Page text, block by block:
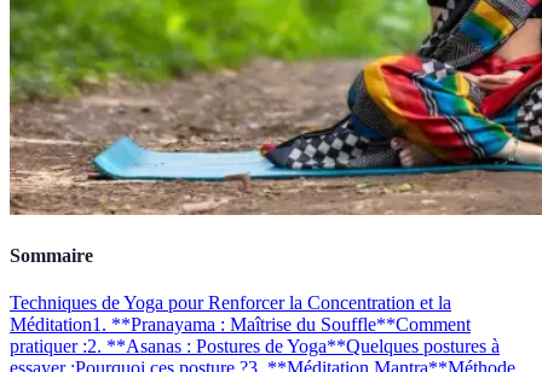
Sommaire
Techniques de Yoga pour Renforcer la Concentration et la
Méditation1. **Pranayama : Maîtrise du Souffle**Comment
pratiquer :2. **Asanas : Postures de Yoga**Quelques postures à